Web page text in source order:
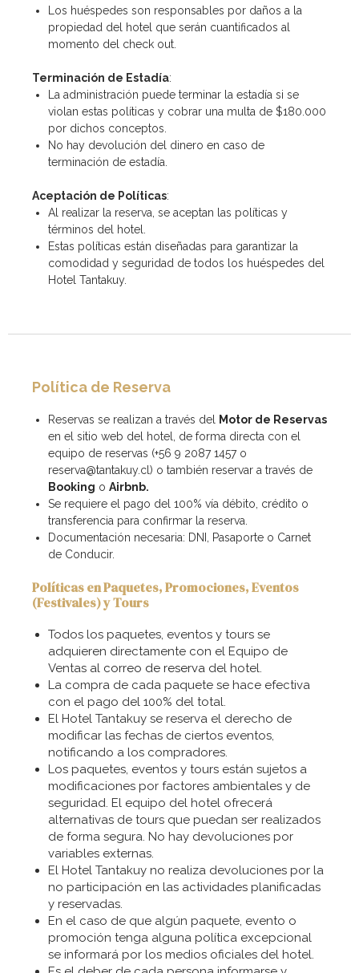
Los huéspedes son responsables por daños a la
propiedad del hotel que serán cuantificados al
momento del check out.
Terminación de Estadía:
La administración puede terminar la estadía si se
violan estas políticas y cobrar una multa de $180.000
por dichos conceptos.
No hay devolución del dinero en caso de
terminación de estadía.
Aceptación de Políticas:
Al realizar la reserva, se aceptan las políticas y
términos del hotel.
Estas políticas están diseñadas para garantizar la
comodidad y seguridad de todos los huéspedes del
Hotel Tantakuy.
Política de Reserva
Reservas se realizan a través del Motor de Reservas
en el sitio web del hotel, de forma directa con el
equipo de reservas (+56 9 2087 1457 o
reserva@tantakuy.cl) o también reservar a través de
Booking o Airbnb.
Se requiere el pago del 100% vía débito, crédito o
transferencia para confirmar la reserva.
Documentación necesaria: DNI, Pasaporte o Carnet
de Conducir.
Políticas en Paquetes, Promociones, Eventos
(Festivales) y Tours
Todos los paquetes, eventos y tours se
adquieren directamente con el Equipo de
Ventas al correo de reserva del hotel.
La compra de cada paquete se hace efectiva
con el pago del 100% del total.
El Hotel Tantakuy se reserva el derecho de
modificar las fechas de ciertos eventos,
notificando a los compradores.
Los paquetes, eventos y tours están sujetos a
modificaciones por factores ambientales y de
seguridad. El equipo del hotel ofrecerá
alternativas de tours que puedan ser realizados
de forma segura. No hay devoluciones por
variables externas.
El Hotel Tantakuy no realiza devoluciones por la
no participación en las actividades planificadas
y reservadas.
En el caso de que algún paquete, evento o
promoción tenga alguna política excepcional
se informará por los medios oficiales del hotel.